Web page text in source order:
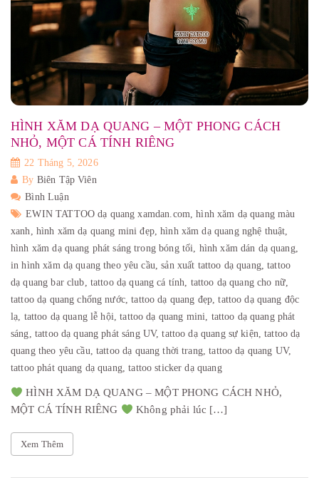
HÌNH XĂM DẠ QUANG – MỘT PHONG CÁCH
NHỎ, MỘT CÁ TÍNH RIÊNG
22 Tháng 5, 2026
By Biên Tập Viên
Bình Luận
EWIN TATTOO dạ quang xamdan.com,hình xăm dạ quang màu
xanh, hình xăm dạ quang mini đẹp,hình xăm dạ quang nghệ thuật,
hình xăm dạ quang phát sáng trong bóng tối, hình xăm dán dạ quang,
in hình xăm dạ quang theo yêu cầu,sản xuất tattoo dạ quang,tattoo
dạ quang bar club, tattoo dạ quang cá tính, tattoo dạ quang cho nữ,
tattoo dạ quang chống nước,tattoo dạ quang đẹp,tattoo dạ quang độc
lạ, tattoo dạ quang lễ hội,tattoo dạ quang mini, tattoo dạ quang phát
sáng, tattoo dạ quang phát sáng UV,tattoo dạ quang sự kiện,tattoo dạ
quang theo yêu cầu,tattoo dạ quang thời trang,tattoo dạ quang UV,
tattoo phát quang dạ quang,tattoo sticker dạ quang
HÌNH XĂM DẠ QUANG – MỘT PHONG CÁCH NHỎ,
MỘT CÁ TÍNH RIÊNG
Không phải lúc […]
Xem Thêm